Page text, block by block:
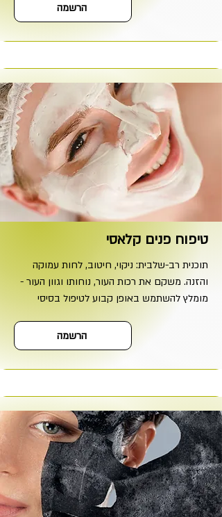
הרשמה
טיפוח פנים קלאסי
תוכנית רב-שלבית: ניקוי, חיטוב, לחות עמוקה
והזנה. משקם את רכות העור, נוחותו וגוון העור -
מומלץ להשתמש באופן קבוע לטיפול בסיסי
הרשמה